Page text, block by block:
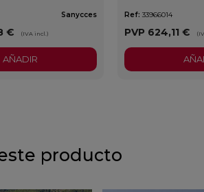
Sanycces
€ (IVA incl.)
AÑADIR
Ref: 33966014
PVP 624,11 €
producto